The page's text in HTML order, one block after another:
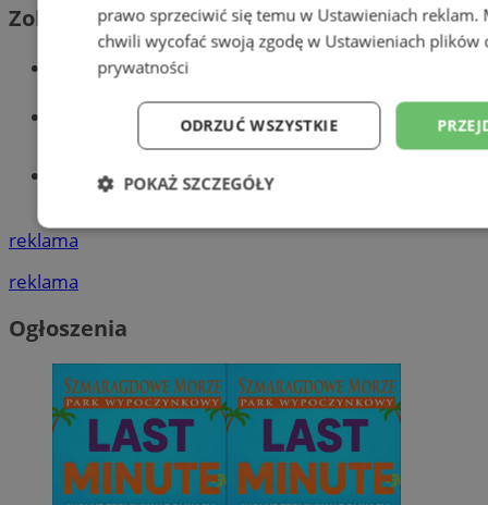
Zobacz również
Wiadomości kryminalne w Wodzisławiu
Wiadomości lokalne
Tworzenie stron www - Wodzisław
reklama
reklama
Ogłoszenia
prawo sprzeciwić się temu w Ustawieniach reklam.
chwili wycofać swoją zgodę w Ustawieniach plików
prywatności
ODRZUĆ WSZYSTKIE
POKAŻ SZCZEGÓŁY
Niezbędne Wydajność
Niezbędne Wydajność Targetowanie